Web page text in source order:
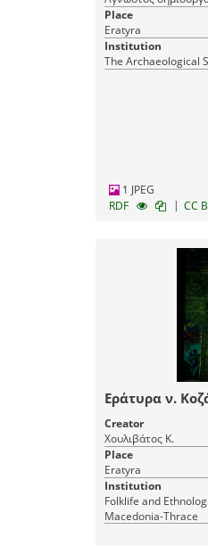
Place
Eratyra
Institution
The Archaeological
1 JPEG
RDF
| CC
Εράτυρα ν.
Creator
Χουλιβάτος Κ.
Place
Eratyra
Institution
Fοlklife and
Macedonia-Thrace